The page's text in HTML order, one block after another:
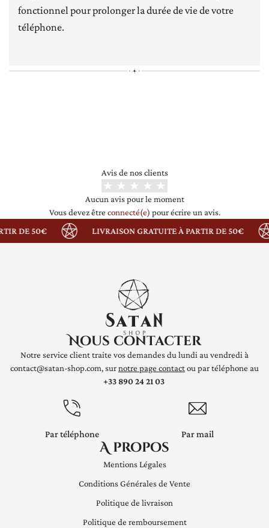
fonctionnel pour prolonger la durée de vie de votre
téléphone.
Avis de nos clients
Aucun avis pour le moment
Vous devez être connecté(e) pour écrire un avis.
DE 50€
LIVRAISON GRATUITE À PARTIR DE 50€
Nous contacter
Notre service client traite vos demandes du lundi au vendredi à
contact@satan-shop.com, surnotre page contactou par téléphone au
+33 890 24 21 03
Par téléphone Par mail
A propos
Mentions Légales
Conditions Générales de Vente
Politique de livraison
Politique de remboursement